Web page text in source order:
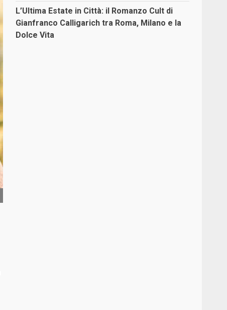
L’Ultima Estate in Città: il Romanzo Cult di
Gianfranco Calligarich tra Roma, Milano e la
Dolce Vita